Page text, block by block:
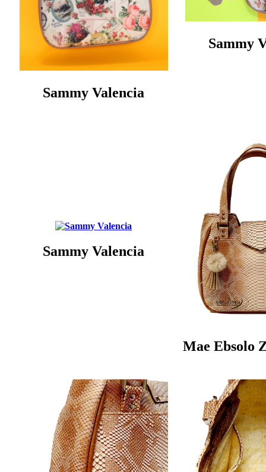
Sammy Valencia
Sammy
Sammy Valencia
Mae Ebsolo